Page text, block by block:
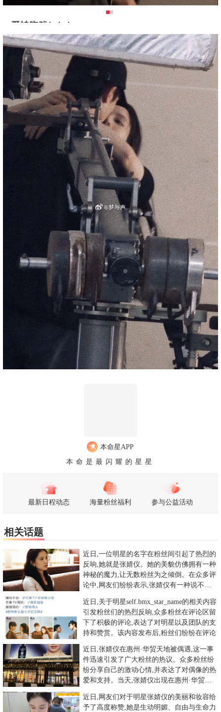
本命星APP
本命是最闪耀的星星
最新日程动态 海量粉丝福利 参与公益活动
相关话题
近日,一位明星的名字在粉丝间引起了热烈的
反响,她就是张婧仪。她的美貌仿佛拥有一种
神秘的魔力,让无数粉丝为之倾倒。在众多评
论中,网友们纷纷表示,张婧仪有一种说不出
近日,关于明星self.bmx_star_name的相关内容
引发粉丝们的热烈反响,众多粉丝在评论区留
下了积极的评论,表达了对明星以及团队的支
持和赞赏。该内容发布后,粉丝们纷纷在评论
近日,张婧仪在惠州·华贸天地被偶遇,这一事
件迅速引发了广大粉丝的热议。众多粉丝纷
纷分享自己的激动心情,并表达了对偶像的热
爱和支持。当天,张婧仪出现在惠州·华贸天
近日,网友们对于明星张婧仪的美丽和妆容给
予了高度称赞,她是生动明媚、自由与生命力